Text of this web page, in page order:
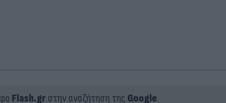
Flash.grστην αναζήτηση της Google